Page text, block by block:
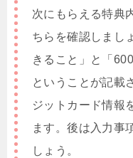
次にもらえる特典
ちらを確認しまし
きること」と「
ということが記載
ジットカード情報
ます。後は入力事
しょう。